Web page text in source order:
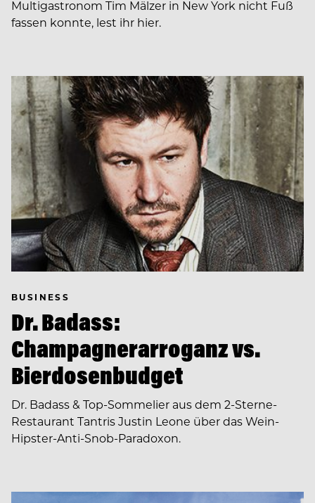
Multigastronom Tim Mälzer in New York nicht Fuß
fassen konnte, lest ihr hier.
BUSINESS
Dr. Badass:
Champagnerarroganz vs.
Bierdosenbudget
Dr. Badass & Top-Sommelier aus dem 2-Sterne-
Restaurant Tantris Justin Leone über das Wein-
Hipster-Anti-Snob-Paradoxon.